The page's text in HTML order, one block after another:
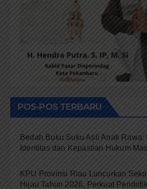
POS-POS TERBARU
Bedah Buku Suku Asli Anak Rawa:
Identitas dan Kepastian Hukum
KPU Provinsi Riau Luncurkan
Hijau Tahun 2026, Perkuat